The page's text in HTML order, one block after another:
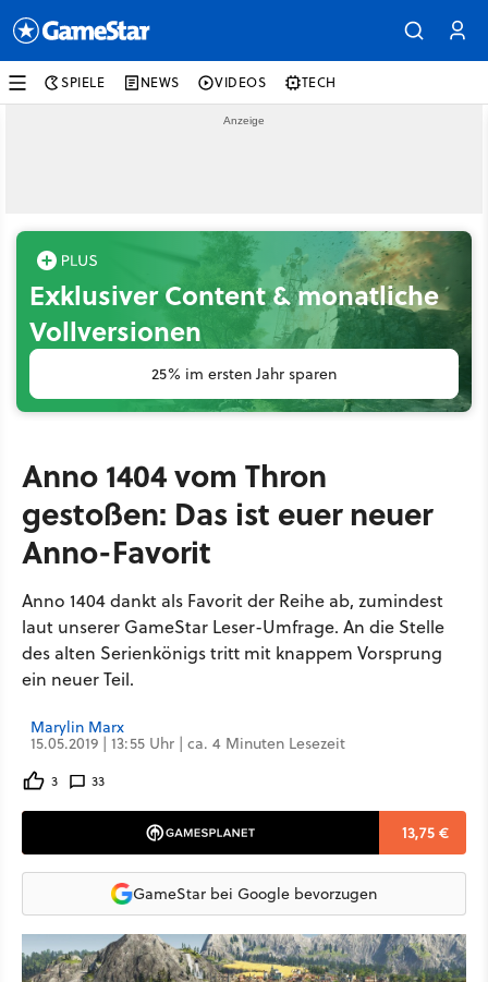
SPIELE NEWS VIDEOS TECH
Exklusiver Content & monatliche
Vollversionen
25% im ersten Jahr sparen
Anno 1404 vom Thron
gestoßen: Das ist euer neuer
Anno-Favorit
Anno 1404 dankt als Favorit der Reihe ab, zumindest
laut unserer GameStar Leser-Umfrage. An die Stelle
des alten Serienkönigs tritt mit knappem Vorsprung
ein neuer Teil.
Marylin Marx
15.05.2019 | 13:55 Uhr | ca. 4 Minuten Lesezeit
3 33
13,75 €
GameStar bei Google bevorzugen